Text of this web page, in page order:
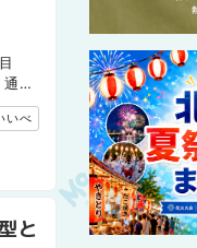
勤
いべ
と